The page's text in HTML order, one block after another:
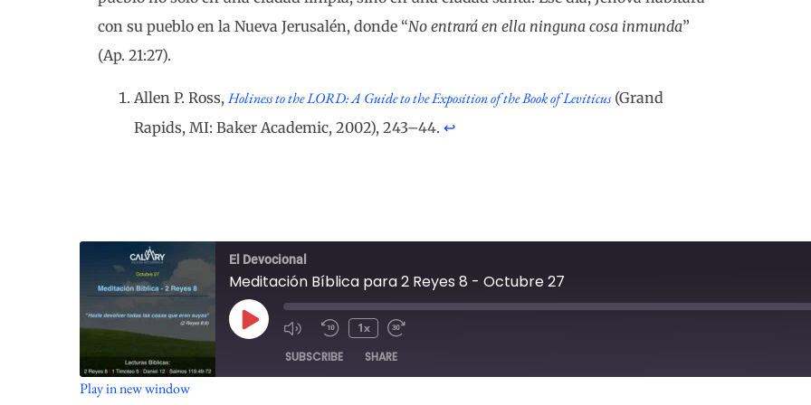
con su pueblo en la Nueva Jerusalén, donde “No entrará en ella ninguna cosa inmunda”
(Ap. 21:27).
Allen P. Ross, Holiness to the LORD: A Guide to the Exposition of the Book of Leviticus(Grand
Rapids, MI: Baker Academic, 2002), 243–44. ↩︎
El Devocional
Meditación Bíblica para 2 Reyes 8 - Octubre 27
1x
SUBSCRIBE SHARE
Play in new window